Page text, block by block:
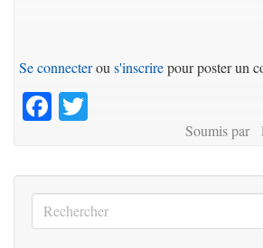
Se connecterou s'inscrirepour poster un
Facebook
Soumis par
Rechercher
Rechercher